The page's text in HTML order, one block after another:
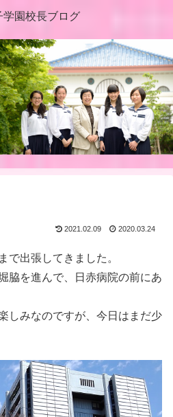
学園校長ブログ
2021.02.09 2020.03.24
で出張してきました。
脇を進んで、日赤病院の前にあ
しみなのですが、今日はまだ少